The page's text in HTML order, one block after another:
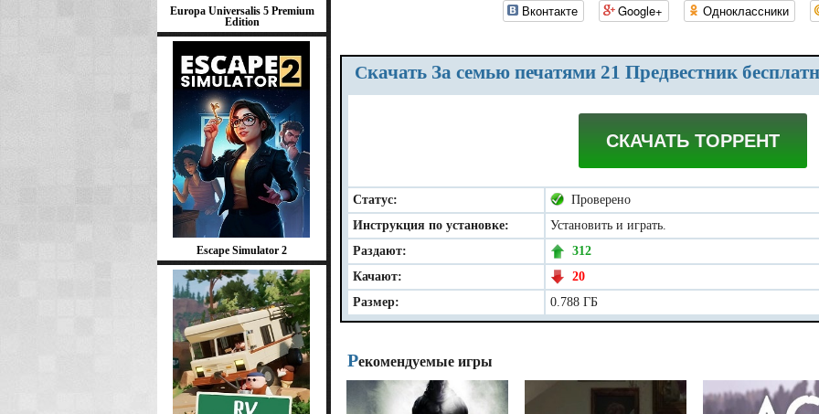
Europa Universalis 5 Premium
Edition
Escape Simulator 2
Вконтакте Google+ Одноклассники
Скачать За семью печатями 21 Предвестник
СКАЧАТЬ ТОРРЕНТ
Статус:
Проверено
Инструкция по установке:
Установить и играть.
Раздают:
312
Качают:
20
Размер:
0.788 ГБ
Рекомендуемые игры